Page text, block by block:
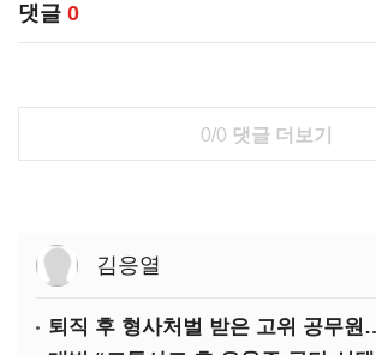
댓글 0
0/0 댓글 더보기
김응열